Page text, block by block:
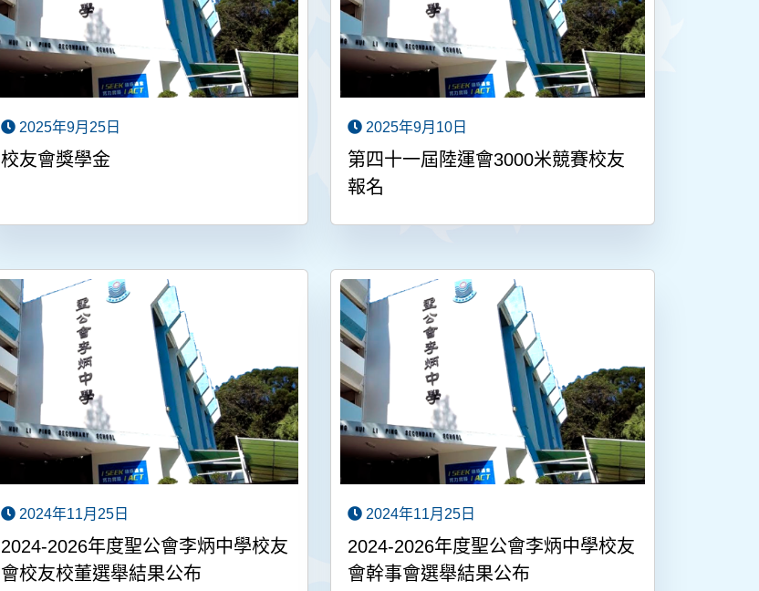
2025年9月25日
校友會獎學金
2025年9月10日
第四十一屆陸運會3000米競賽校友
報名
2024年11月25日
2024-2026年度聖公會李炳中學校友
會校友校董選舉結果公布
2024年11月25日
2024-2026年度聖公會李炳中學校友
會幹事會選舉結果公布